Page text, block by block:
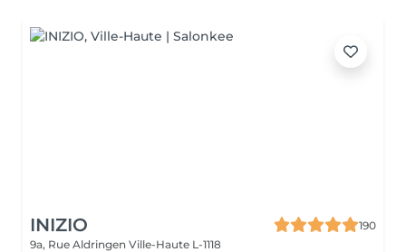
INIZIO
190
9a, Rue Aldringen Ville-Haute L-1118